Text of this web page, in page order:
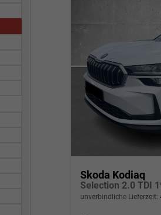
Skoda Kodiaq
Selection 2.0 TDI
unverbindliche Lieferzeit: